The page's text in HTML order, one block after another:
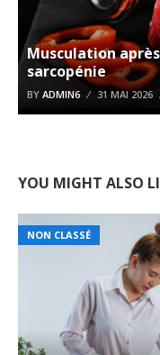
Musculation
sarcopénie
BY ADMIN6 31 MAI 2026
YOU MIGHT ALSO
NON CLASSÉ